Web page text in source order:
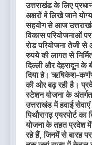
उत्तराखंड के लिए
अक्षरों में लिखे जाने
सहयोग से आज
विकास परियोजनाओं
रोड परियोजना तेजी
रुपये की लागत से
दिल्ली और देहरादून के
दिया है। ऋषिकेश-
की ओर बढ़ रही है।
स्टेशन योजना के
उत्तराखंड में हवाई
पिथौरागढ़ एयरपोर्ट
योजना के तहत प्रदेश में
रहे हैं, जिनमें से बारह